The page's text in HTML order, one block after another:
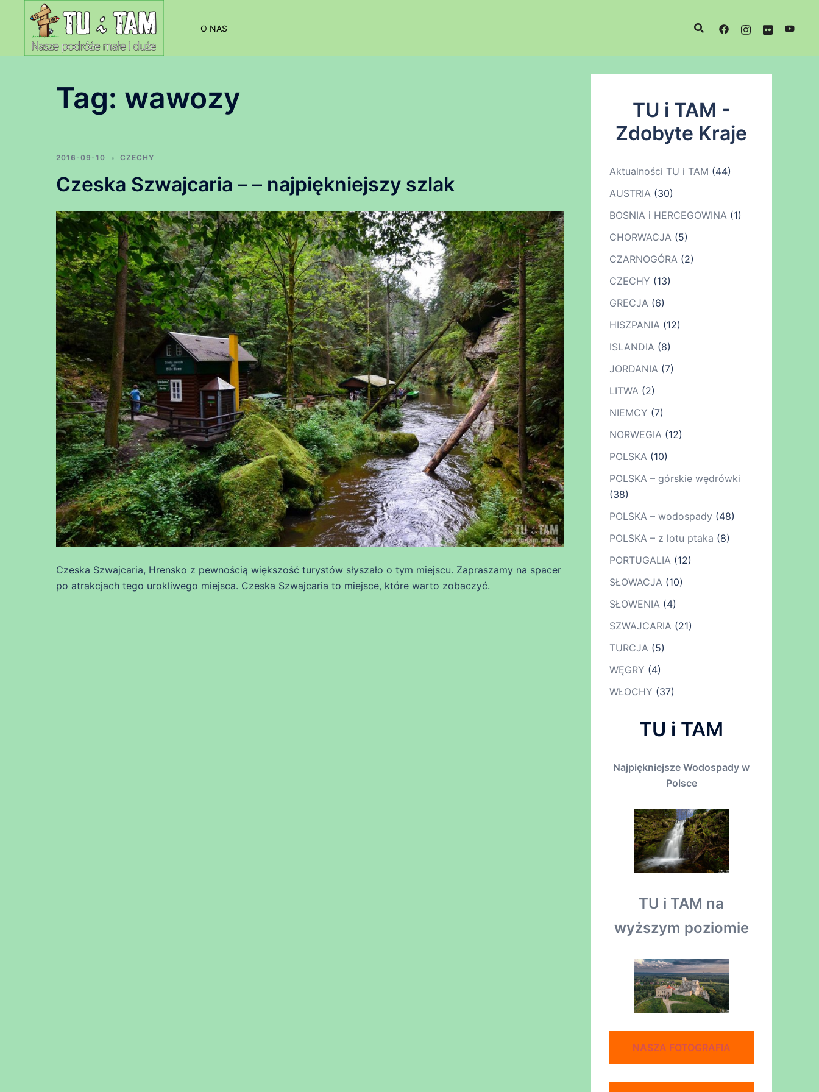
O NAS
Tag: wawozy
2016-09-10 CZECHY
Czeska Szwajcaria – – najpiękniejszy szlak
Czeska Szwajcaria, Hrensko z pewnością większość turystów słyszało o tym miejscu. Zapraszamy na spacer
po atrakcjach tego urokliwego miejsca. Czeska Szwajcaria to miejsce, które warto zobaczyć.
TU i TAM -
Zdobyte Kraje
Aktualności TU i TAM (44)
AUSTRIA(30)
BOSNIA i HERCEGOWINA(1)
CHORWACJA(5)
CZARNOGÓRA(2)
CZECHY (13)
GRECJA(6)
HISZPANIA(12)
ISLANDIA(8)
JORDANIA(7)
LITWA(2)
NIEMCY (7)
NORWEGIA(12)
POLSKA(10)
POLSKA – górskie wędrówki
(38)
POLSKA – wodospady (48)
POLSKA – z lotu ptaka (8)
PORTUGALIA(12)
SŁOWACJA(10)
SŁOWENIA(4)
SZWAJCARIA(21)
TURCJA(5)
WĘGRY (4)
WŁOCHY (37)
TU i TAM
Najpiękniejsze Wodospady w
Polsce
TU i TAM na
wyższym poziomie
NASZA FOTOGRAFIA